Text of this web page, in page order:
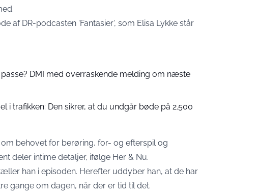
af DR-podcasten ‘Fantasier‘, som Elisa Lykke står
DMI med overraskende melding om næste
i trafikken: Den sikrer, at du undgår bøde på 2.500
behovet for berøring, for- og efterspil og
deler intime detaljer, ifølge Her & Nu.
han i episoden. Herefter uddyber han, at de har
gange om dagen, når der er tid til det.